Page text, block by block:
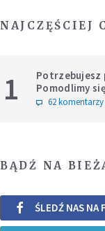
NAJCZĘŚCIEJ
1
Potrzebujesz
Pomodlimy
intencji
62 komentarzy
BĄDŹ NA
ŚLEDŹ NAS NA